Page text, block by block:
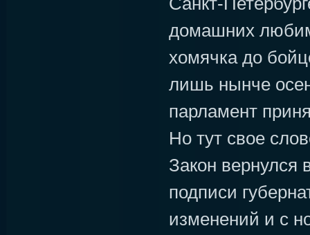
домашних
хомячка до
лишь нынче
парламент
Но тут свое
Закон вернулся
подписи
изменений и с